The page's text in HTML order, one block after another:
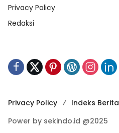
Privacy Policy
Redaksi
Privacy Policy Indeks Berita
Power by sekindo.id @2025